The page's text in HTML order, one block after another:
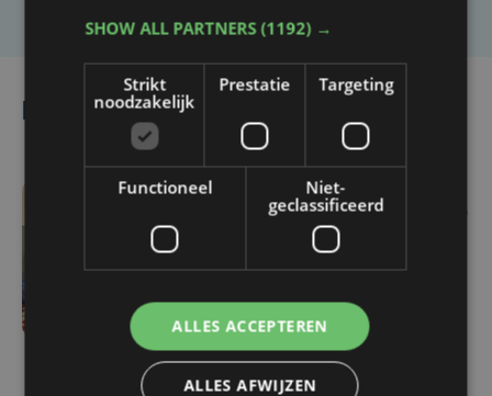
Lees ook
ma 3 augustus | 10:26
Helemaal volzet: 64
kinderen krijgen extra
zomerschool in Kortrijk
SHOW ALL PARTNERS(1192) →
Strikt
noodzakelijk
Prestatie Targeting
Functioneel
Niet-
geclassificeerd
ALLES ACCEPTEREN
ALLES AFWIJZEN